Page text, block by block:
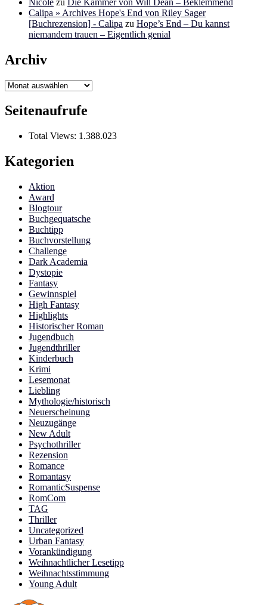
Calipa » Archives Hope's End von Riley Sager
[Buchrezension] - Calipa zu Hope’s End – Du kannst
niemandem trauen – Eigentlich genial
Archiv
Archiv
Seitenaufrufe
Total Views: 1.388.023
Kategorien
Aktion
Award
Blogtour
Buchgequatsche
Buchtipp
Buchvorstellung
Challenge
Dark Academia
Dystopie
Fantasy
Gewinnspiel
High Fantasy
Highlights
Historischer Roman
Jugendbuch
Jugendthriller
Kinderbuch
Krimi
Lesemonat
Liebling
Mythologie/historisch
Neuerscheinung
Neuzugänge
New Adult
Psychothriller
Rezension
Romance
Romantasy
RomanticSuspense
RomCom
TAG
Thriller
Uncategorized
Urban Fantasy
Vorankündigung
Weihnachtlicher Lesetipp
Weihnachtsstimmung
Young Adult